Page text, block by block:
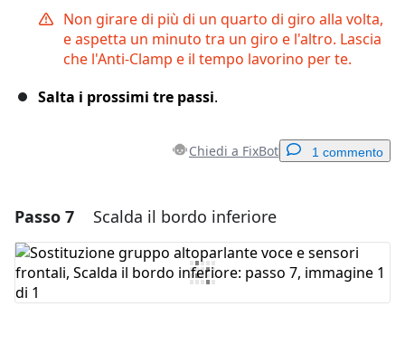
Non girare di più di un quarto di giro alla volta,
e aspetta un minuto tra un giro e l'altro. Lascia
che l'Anti-Clamp e il tempo lavorino per te.
Salta i prossimi tre passi.
Chiedi a FixBot 1 commento
Aggiungi un commento
Aggiungi Commento
Passo 7 Scalda il bordo inferiore